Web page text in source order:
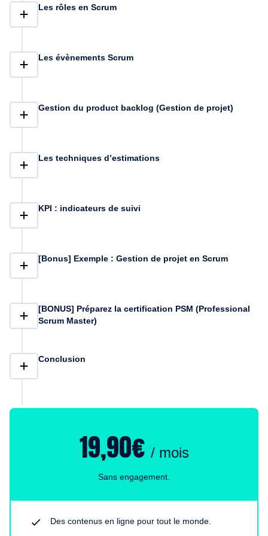
théorique : les techniques que je partage avec vous, vous pouvez
les mettre immédiatement en application et aussi voir des
Les rôles en Scrum
Les évènements Scrum
Gestion du product backlog (Gestion de projet)
Les techniques d’estimations
KPI : indicateurs de suivi
[Bonus] Exemple : Gestion de projet en Scrum
[BONUS] Préparez la certification PSM (Professional
Scrum Master)
Conclusion
19,90€ / mois
Sans engagement.
Des contenus en ligne pour tout le monde.